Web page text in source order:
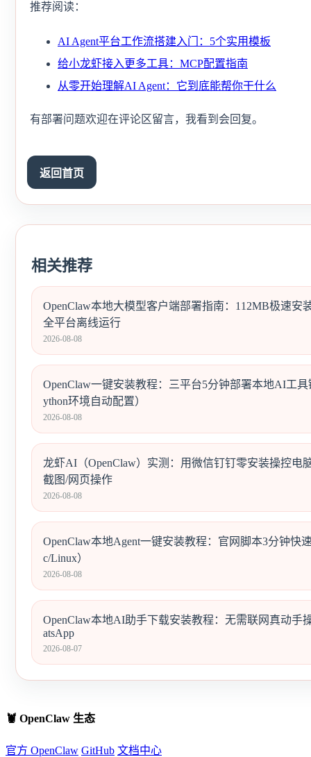
推荐阅读：
AI Agent平台工作流搭建入门：5个实用模板
给小龙虾接入更多工具：MCP配置指南
从零开始理解AI Agent：它到底能帮你干什么
有部署问题欢迎在评论区留言，我看到会回复。
返回首页
相关推荐
OpenClaw本地大模型客户端部署指南：112MB极速安
全平台离线运行
2026-08-08
OpenClaw一键安装教程：三平台5分钟部署本地AI工具
ython环境自动配置）
2026-08-08
龙虾AI（OpenClaw）实测：用微信钉钉零安装操控电
截图/网页操作
2026-08-08
OpenClaw本地Agent一键安装教程：官网脚本3分钟快
c/Linux）
2026-08-08
OpenClaw本地AI助手下载安装教程：无需联网真动手
atsApp
2026-08-07
🦞 OpenClaw 生态
官方 OpenClaw GitHub 文档中心